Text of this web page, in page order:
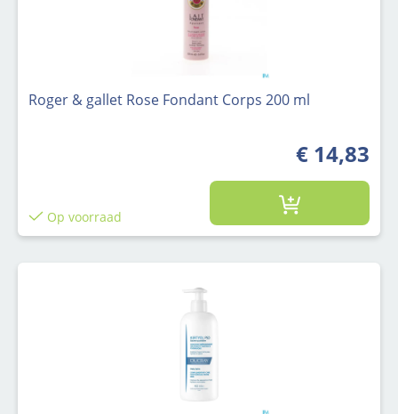
Roger & gallet Rose Fondant Corps 200 ml
€ 14,83
Op voorraad